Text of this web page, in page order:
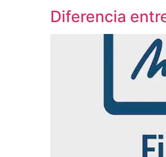
Diferencia